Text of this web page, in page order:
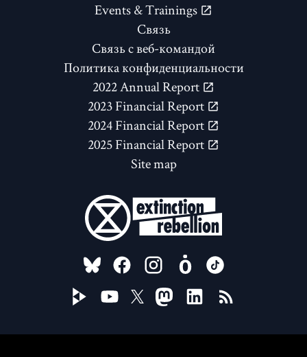
Events & Trainings
Связь
Связь с веб-командой
Политика конфиденциальности
2022 Annual Report
2023 Financial Report
2024 Financial Report
2025 Financial Report
Site map
FOLLOW US ON